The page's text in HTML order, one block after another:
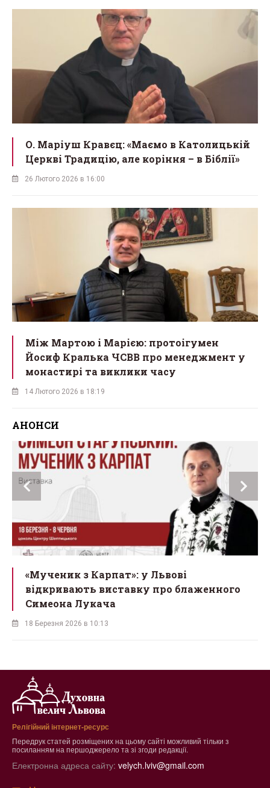
О. Маріуш Кравєц: «Маємо в Католицькій
Церкві Традицію, але коріння – в Біблії»
26 Лютого 2026 в 16:00
Між Мартою і Марією: протоігумен
Йосиф Кралька ЧСВВ про менеджмент у
монастирі та виклики часу
14 Лютого 2026 в 18:19
АНОНСИ
Львівський бенедиктинський монастир
св. Йосипа запрошує на ювілей
16 Березня 2026 в 15:43
Релігійний інтернет-ресурс
Передрук статей розміщених на цьому сайті можливий тільки з
посиланням на першоджерело та зі згоди редакції.
Електронна адреса сайту: velych.lviv@gmail.com